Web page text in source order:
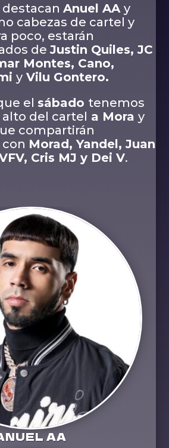
destacanAnuel AAy
cabezas de cartel y
poco, estarán
deJustin Quiles, JC
Montes, Cano,
y Vilu Gontero.
el sábado tenemos
del cartel a Moray
compartirán
Morad, Yandel, Juan
Cris MJ y Dei V.
AA